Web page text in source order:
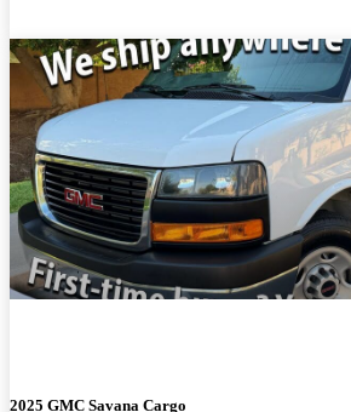
2025 GMC Savana Cargo